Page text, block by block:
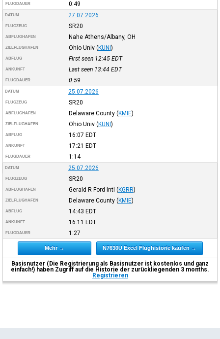
FLUGDAUER 0:49
DATUM 27.07.2026
FLUGZEUG SR20
ABFLUGHAFEN Nahe Athens/Albany, OH
ZIELFLUGHAFEN Ohio Univ (KUNI )
ABFLUG First seen 12:45 EDT
ANKUNFT Last seen 13:44 EDT
FLUGDAUER 0:59
DATUM 25.07.2026
FLUGZEUG SR20
ABFLUGHAFEN Delaware County (KMIE)
ZIELFLUGHAFEN Ohio Univ (KUNI )
ABFLUG 16:07 EDT
ANKUNFT 17:21 EDT
FLUGDAUER 1:14
DATUM 25.07.2026
FLUGZEUG SR20
ABFLUGHAFEN Gerald R Ford Intl (KGRR)
ZIELFLUGHAFEN Delaware County (KMIE)
ABFLUG 14:43 EDT
ANKUNFT 16:11 EDT
FLUGDAUER 1:27
Mehr → N7630U Excel Flughistorie kaufen →
Basisnutzer (Die Registrierung als Basisnutzer ist kostenlos und ganz
einfach!) haben Zugriff auf die Historie der zurückliegenden 3 months.
Registrieren